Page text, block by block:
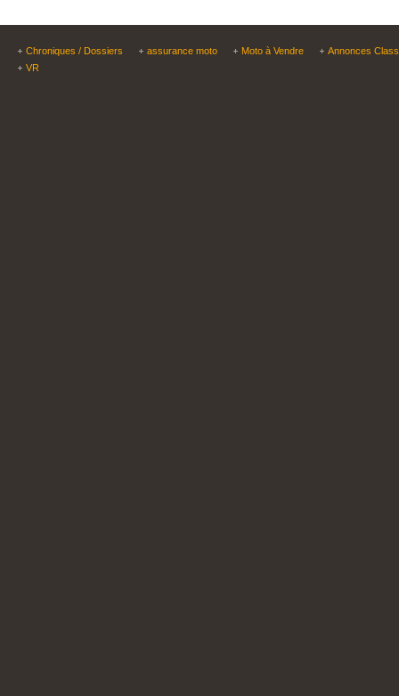
Chroniques / Dossiers assurance moto Moto à Vendre
Annonces
VR